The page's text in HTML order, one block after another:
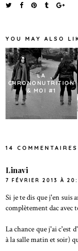
YOU MAY ALSO
LA
CHRONONUTRITION
& MOI #1
14 COMMENTAIRES
Linavi
7 FÉVRIER 2013 À
Si je te dis que j'en suis
complètement dac avec
La chance que j'ai c'est
à la salle matin et soir)